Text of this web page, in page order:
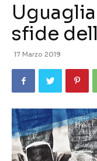
sfide
17 Marzo 2019